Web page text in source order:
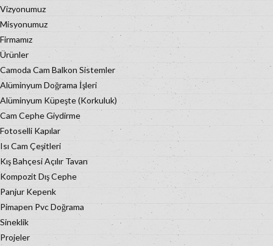
Vizyonumuz
Misyonumuz
Firmamız
Ürünler
Camoda Cam Balkon Sistemler
Alüminyum Doğrama İşleri
Alüminyum Küpeşte (Korkuluk)
Cam Cephe Giydirme
Fotoselli Kapılar
Isı Cam Çeşitleri
Kış Bahçesi Açılır Tavan
Kompozit Dış Cephe
Panjur Kepenk
Pimapen Pvc Doğrama
Sineklik
Projeler